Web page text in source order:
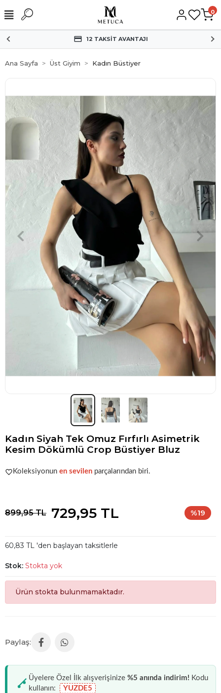
0
HIZLI KARGO
Ana Sayfa Üst Giyim Kadın Büstiyer
Kadın Siyah Tek Omuz Fırfırlı Asimetrik
Kesim Dökümlü Crop Büstiyer Bluz
Popüler seçim!Gardırobunuz için harika bir tercih.
Koleksiyonun en sevilen parçalarından biri.
899,95 TL 729,95 TL %19
60,83 TL 'den başlayan taksitlerle
Stok: Stokta yok
Ürün stokta bulunmamaktadır.
Üyelere Özel İlk alışverişinize %5 anında indirim! Kodu
kullanın:
YUZDE5